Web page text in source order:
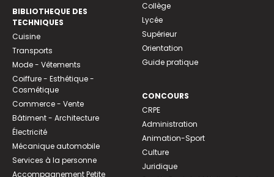
BIBLIOTHEQUE DES
TECHNIQUES
Cuisine
Transports
Mode - Vêtements
Coiffure - Esthétique -
Cosmétique
Commerce - Vente
Bâtiment - Architecture
Électricité
Mécanique automobile
Services à la personne
Accompagnement Petite
Collège
Lycée
Supérieur
Orientation
Guide pratique
CONCOURS
CRPE
Administration
Animation-Sport
Culture
Juridique